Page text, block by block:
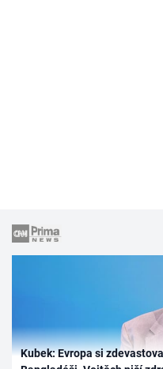
Kubek: Evropa si